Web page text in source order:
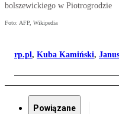
bolszewickiego w Piotrogrodzie
Foto: AFP, Wikipedia
rp.pl, Kuba Kamiński,
Powiązane